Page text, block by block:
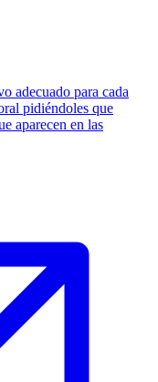
adecuado para cada
pidiéndoles que
aparecen en las